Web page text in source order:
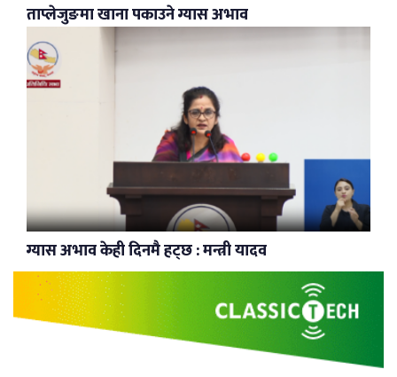
ताप्लेजुङमा खाना पकाउने ग्यास अभाव
ग्यास अभाव केही दिनमै हट्छ : मन्त्री यादव